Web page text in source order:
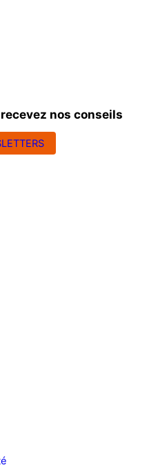
nos conseils